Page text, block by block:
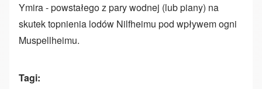
Ymira - powstałego z pary wodnej (lub piany) na
skutek topnienia lodów Nilfheimu pod wpływem ogni
Muspellheimu.
Tagi